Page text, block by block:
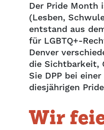
Der Pride Month
(Lesben,
entstand aus
für LGBTQ+-
Denver
die Sichtbarkeit,
Sie DPP bei einer
diesjährigen
Wir